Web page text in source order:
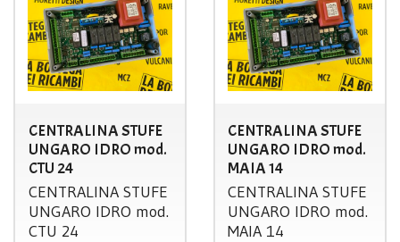
CENTRALINA STUFE
UNGARO IDRO mod.
CTU 24
CENTRALINA STUFE
UNGARO IDRO mod.
CTU 24
CENTRALINA STUFE
UNGARO IDRO mod.
MAIA 14
CENTRALINA STUFE
UNGARO IDRO mod.
MAIA 14